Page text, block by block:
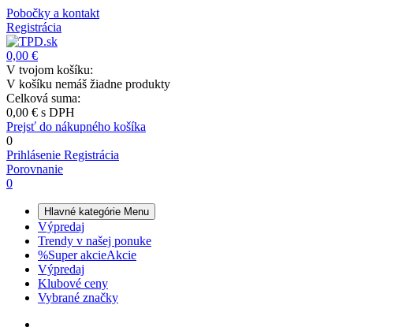
Pobočky a kontakt
Registrácia
0,00 €
V tvojom košíku:
V košíku nemáš žiadne produkty
Celková suma:
0,00 € s DPH
Prejsť do nákupného košíka
0
Prihlásenie Registrácia
Porovnanie
0
Hlavné kategórie Menu
Výpredaj
Trendy v našej ponuke
%Super akcieAkcie
Výpredaj
Klubové ceny
Vybrané značky